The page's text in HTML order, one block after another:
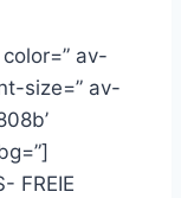
av-
size=” av-
FREIE